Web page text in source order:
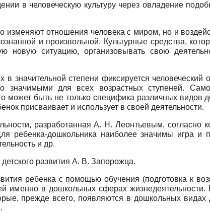
в человеческую культуру через овладение
изменяют отношения человека с миром, но и
и произвольной. Культурные средства,
новую ситуацию, организовывать свою
значительной степени фиксируется человеческий
для всех возрастных ступеней. Само
может быть не только специфика различных видов
присваивает и использует в своей деятельности.
разработанная A. Н. Леонтьевым, согласно
ребенка-дошкольника наиболее значимы игра и
и др.
развития А. В. Запорожца.
ребенка с помощью обучения (подготовка к
именно в дошкольных сферах
прежде всего, появляются в дошкольных видах